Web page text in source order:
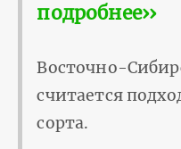
подробнее››
Восточно-
считается
сорта.